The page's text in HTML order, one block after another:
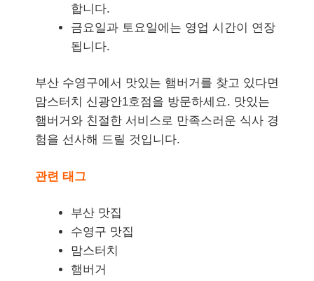
합니다.
금요일과 토요일에는 영업 시간이 연장
됩니다.
부산 수영구에서 맛있는 햄버거를 찾고 있다면
맘스터치 신광안1호점을 방문하세요. 맛있는
햄버거와 친절한 서비스로 만족스러운 식사 경
험을 선사해 드릴 것입니다.
관련 태그
부산 맛집
수영구 맛집
맘스터치
햄버거